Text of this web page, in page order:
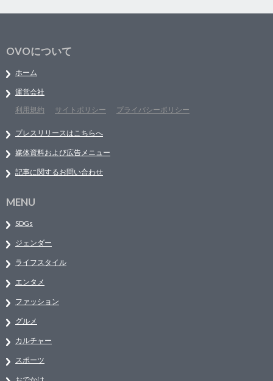
OVOについて
ホーム
運営会社
利用規約
サイトポリシー プライバシーポリシー
プレスリリースはこちらへ
媒体資料および広告メニュー
記事に関するお問い合わせ
MENU
SDGs
ジェンダー
ライフスタイル
エンタメ
ファッション
グルメ
カルチャー
スポーツ